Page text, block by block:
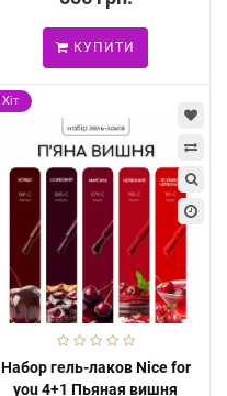
КУПИТИ
Хіт
Набор гель-лаков Nice for
you 4+1 Пьяная вишня